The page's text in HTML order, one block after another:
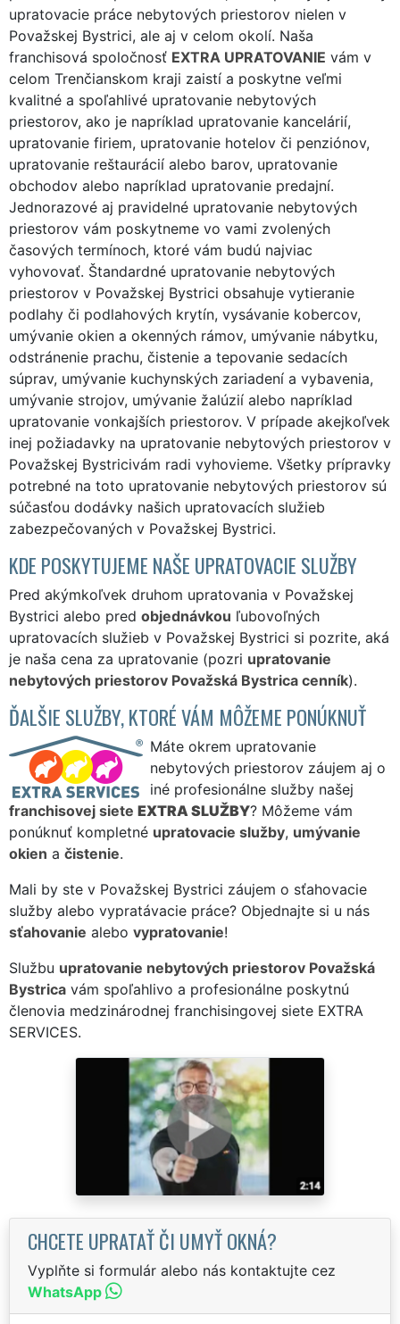
upratovacie práce nebytových priestorov nielen v
Považskej Bystrici, ale aj v celom okolí. Naša
franchisová spoločnosť EXTRA UPRATOVANIE vám v
celom Trenčianskom kraji zaistí a poskytne veľmi
kvalitné a spoľahlivé upratovanie nebytových
priestorov, ako je napríklad upratovanie kancelárií,
upratovanie firiem, upratovanie hotelov či penziónov,
upratovanie reštaurácií alebo barov, upratovanie
obchodov alebo napríklad upratovanie predajní.
Jednorazové aj pravidelné upratovanie nebytových
priestorov vám poskytneme vo vami zvolených
časových termínoch, ktoré vám budú najviac
vyhovovať. Štandardné upratovanie nebytových
priestorov v Považskej Bystrici obsahuje vytieranie
podlahy či podlahových krytín, vysávanie kobercov,
umývanie okien a okenných rámov, umývanie nábytku,
odstránenie prachu, čistenie a tepovanie sedacích
súprav, umývanie kuchynských zariadení a vybavenia,
umývanie strojov, umývanie žalúzií alebo napríklad
upratovanie vonkajších priestorov. V prípade akejkoľvek
inej požiadavky na upratovanie nebytových priestorov v
Považskej Bystricivám radi vyhovieme. Všetky prípravky
potrebné na toto upratovanie nebytových priestorov sú
súčasťou dodávky našich upratovacích služieb
zabezpečovaných v Považskej Bystrici.
KDE POSKYTUJEME NAŠE UPRATOVACIE SLUŽBY
Pred akýmkoľvek druhom upratovania v Považskej
Bystrici alebo pred objednávkou ľubovoľných
upratovacích služieb v Považskej Bystrici si pozrite, aká
je naša cena za upratovanie (pozri upratovanie
nebytových priestorov Považská Bystrica cenník).
ĎALŠIE SLUŽBY, KTORÉ VÁM MÔŽEME PONÚKNUŤ
Máte okrem upratovanie
nebytových priestorov záujem aj o
iné profesionálne služby našej
franchisovej siete EXTRA SLUŽBY? Môžeme vám
ponúknuť kompletné upratovacie služby, umývanie
okien a čistenie.
Mali by ste v Považskej Bystrici záujem o sťahovacie
služby alebo vypratávacie práce? Objednajte si u nás
sťahovanie alebo vypratovanie!
Službu upratovanie nebytových priestorov Považská
Bystrica vám spoľahlivo a profesionálne poskytnú
členovia medzinárodnej franchisingovej siete EXTRA
SERVICES.
CHCETE UPRATAŤ ČI UMYŤ OKNÁ?
Vyplňte si formulár alebo nás kontaktujte cez
WhatsApp